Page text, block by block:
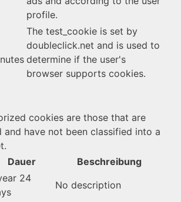
profile.
The test_cookie is set by
doubleclick.net and is used to
determine if the user's
browser supports cookies.
cookies are those that are
and have not been classified into a
Dauer
Beschreibung
24
No description